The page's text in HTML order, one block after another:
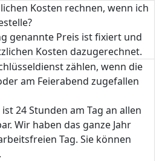
Kosten rechnen, wenn ich
genannte Preis ist fixiert und
Kosten dazugerechnet.
zählen, wenn die
am Feierabend zugefallen
24 Stunden am Tag an allen
Wir haben das ganze Jahr
Tag. Sie können